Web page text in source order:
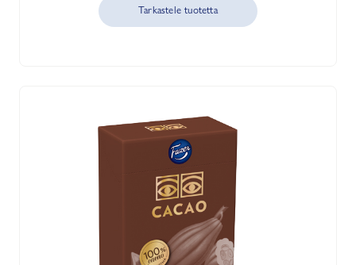
Tarkastele tuotetta